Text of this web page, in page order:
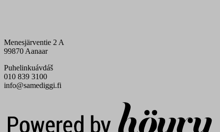
Menesjärventie 2 A
99870 Aanaar
Puhelinkuávdáš
010 839 3100
info@samediggi.fi